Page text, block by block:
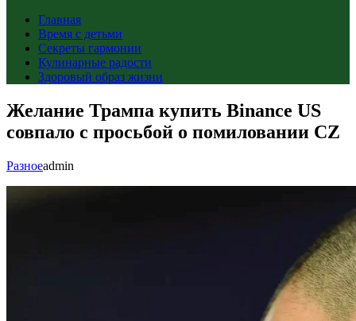
Главная
Время с детьми
Секреты гармонии
Кулинарные радости
Здоровый образ жизни
Желание Трампа купить Binance US
совпало с просьбой о помиловании CZ
Разноеadmin